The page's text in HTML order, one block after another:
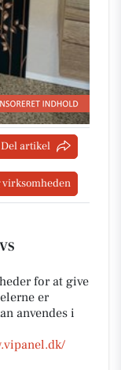
Del artikel
virksomheden
for at give
er
anvendes i